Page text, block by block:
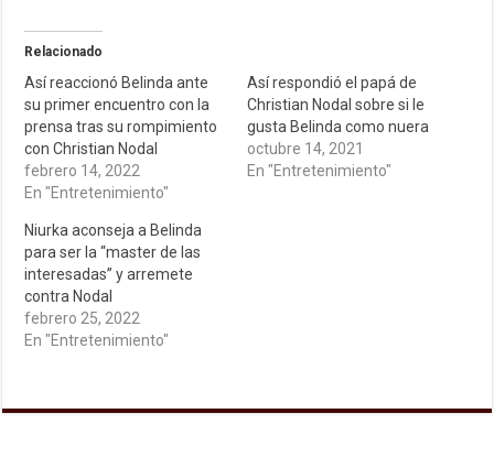
Relacionado
Así reaccionó Belinda ante
su primer encuentro con la
prensa tras su rompimiento
con Christian Nodal
febrero 14, 2022
En "Entretenimiento"
Así respondió el papá de
Christian Nodal sobre si le
gusta Belinda como nuera
octubre 14, 2021
En "Entretenimiento"
Niurka aconseja a Belinda
para ser la “master de las
interesadas” y arremete
contra Nodal
febrero 25, 2022
En "Entretenimiento"